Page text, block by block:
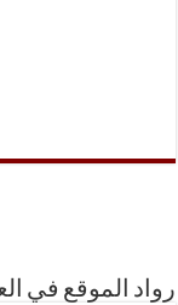
رواد الموقع في